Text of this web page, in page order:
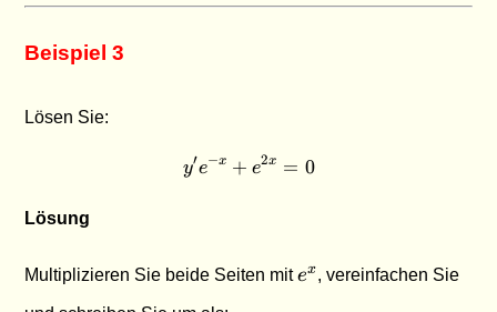
Beispiel 3
Lösen Sie:
y'e^{-x} + e^{2x} = 0
y′e−x + e2x = 0
Lösung
Multiplizieren Sie beide Seiten mite^x
ex, vereinfachen Sie